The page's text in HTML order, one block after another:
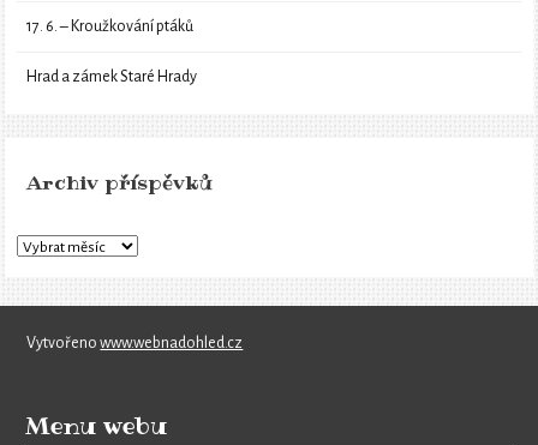
17. 6. – Kroužkování ptáků
Hrad a zámek Staré Hrady
Archiv příspěvků
Vytvořenowww.webnadohled.cz
Menu webu